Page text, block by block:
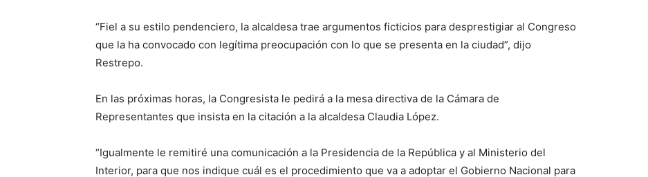
“Fiel a su estilo pendenciero, la alcaldesa trae argumentos ficticios para desprestigiar al Congreso
que la ha convocado con legítima preocupación con lo que se presenta en la ciudad”, dijo
Restrepo.
En las próximas horas, la Congresista le pedirá a la mesa directiva de la Cámara de
Representantes que insista en la citación a la alcaldesa Claudia López.
“Igualmente le remitiré una comunicación a la Presidencia de la República y al Ministerio del
Interior, para que nos indique cuál es el procedimiento que va a adoptar el Gobierno Nacional para